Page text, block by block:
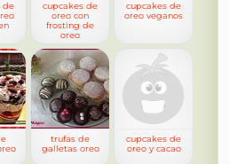
de
cupcakes de
oreo con
frosting de
oreo
cupcakes de
oreo veganos
trufas de
galletas oreo
cupcakes de
oreo y cacao